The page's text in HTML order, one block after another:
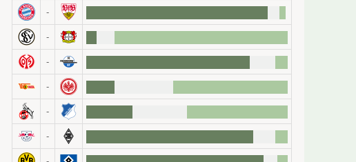
Normalerweise steigern Neuzugänge ihren Marktwert etwa
Woche hält, und anschließend fallen ihre Marktwerte rapide
Neuzugängen verkürzt.
So wird in diesem Sommer häufig bereits nach drei oder
der rasante Abstieg. Comunio-Manager sollten mit dem
Anlagen wieWolfsburgs Wout Weghorstschon zu einem
-
-
-
-
-
-